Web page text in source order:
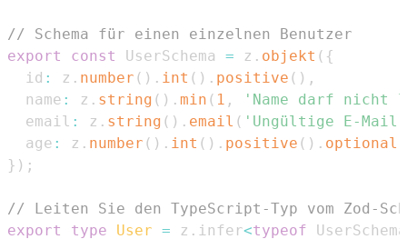
// Schema für einen einzelnen Benutzer
export
const UserSchema = z . objekt ( {
  id
: z . number ( ) . int ( ) . positive ( ) ,
  name
: z . string ( ) . min ( 1 ,
'Name darf nicht
  email
: z . string ( ) . email ( 'Ungültige E-
  age
: z . number ( ) . int ( ) . positive ( ) . optional
} ) ;
// Leiten Sie den TypeScript-Typ vom Zod-
export
type User = z . infer<typeof UserSchema